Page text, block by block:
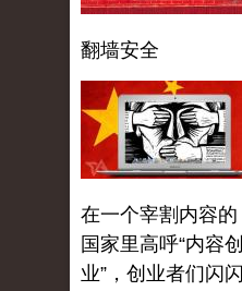
翻墙安全
在一个宰割内容的
国家里高呼“内容创
业”，创业者们闪闪